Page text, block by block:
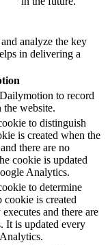
analyze the key
in delivering a
to record
website.
to distinguish
is created when the
there are no
cookie is updated
Analytics.
to determine
cookie is created
and there are
It is updated every